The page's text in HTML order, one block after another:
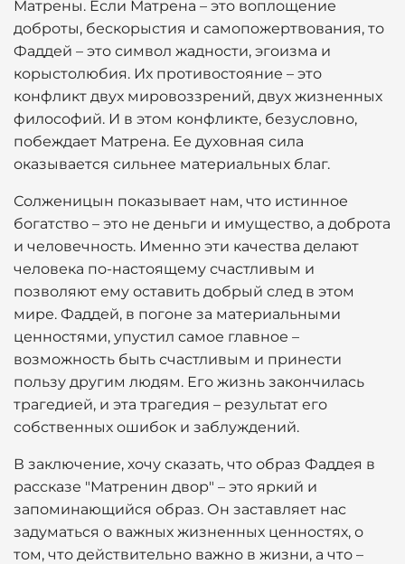
Матрены. Если Матрена – это воплощение
доброты, бескорыстия и самопожертвования, то
Фаддей – это символ жадности, эгоизма и
корыстолюбия. Их противостояние – это
конфликт двух мировоззрений, двух жизненных
философий. И в этом конфликте, безусловно,
побеждает Матрена. Ее духовная сила
оказывается сильнее материальных благ.
Солженицын показывает нам, что истинное
богатство – это не деньги и имущество, а доброта
и человечность. Именно эти качества делают
человека по-настоящему счастливым и
позволяют ему оставить добрый след в этом
мире. Фаддей, в погоне за материальными
ценностями, упустил самое главное –
возможность быть счастливым и принести
пользу другим людям. Его жизнь закончилась
трагедией, и эта трагедия – результат его
собственных ошибок и заблуждений.
В заключение, хочу сказать, что образ Фаддея в
рассказе "Матренин двор" – это яркий и
запоминающийся образ. Он заставляет нас
задуматься о важных жизненных ценностях, о
том, что действительно важно в жизни, а что –